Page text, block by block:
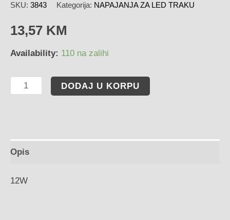
SKU: 3843 Kategorija: NAPAJANJA ZA LED TRAKU
13,57 KM
Availability: 110 na zalihi
DODAJ U KORPU
Opis
12W